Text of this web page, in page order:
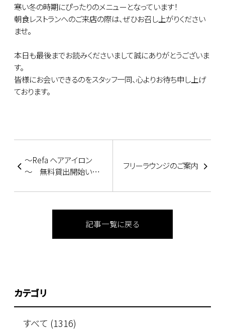
寒い冬の時期にぴったりのメニューとなっています！
朝食レストランへのご来店の際は、ぜひお召し上がりください
ませ。
本日も最後までお読みくださいまして誠にありがとうございま
す。
皆様にお会いできるのをスタッフ一同、心よりお待ち申し上げ
ております。
～Refa ヘアアイロン
～ 無料貸出開始いた
フリーラウンジのご案内
記事一覧に戻る
カテゴリ
すべて (1316)